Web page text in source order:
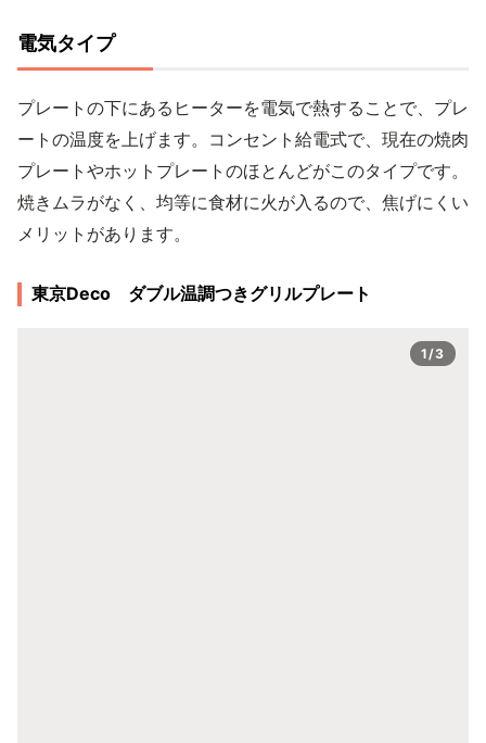
電気タイプ
プレートの下にあるヒーターを電気で熱することで、プレ
ートの温度を上げます。コンセント給電式で、現在の焼肉
プレートやホットプレートのほとんどがこのタイプです。
焼きムラがなく、均等に食材に火が入るので、焦げにくい
メリットがあります。
東京Deco ダブル温調つきグリルプレート
1/3